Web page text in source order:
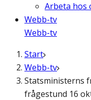
Arbeta hos
Webb-tv
Webb-tv
Start
Webb-tv
Statsministerns
frågestund 16